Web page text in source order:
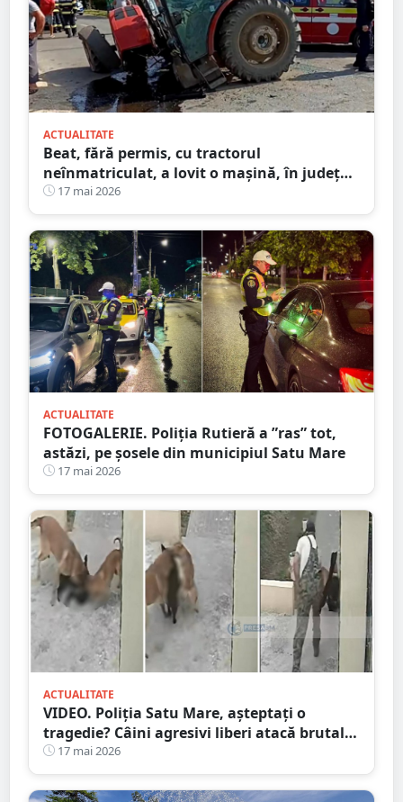
ACTUALITATE
Beat, fără permis, cu tractorul
neînmatriculat, a lovit o mașină, în județul
Satu Mare
17 mai 2026
ACTUALITATE
FOTOGALERIE. Poliția Rutieră a ”ras” tot,
astăzi, pe șosele din municipiul Satu Mare
17 mai 2026
ACTUALITATE
VIDEO. Poliția Satu Mare, așteptați o
tragedie? Câini agresivi liberi atacă brutal
pe stradă chiar în fața stăpânului
17 mai 2026